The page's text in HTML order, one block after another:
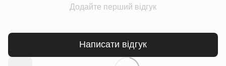
Додайте перший відгук
Написати відгук